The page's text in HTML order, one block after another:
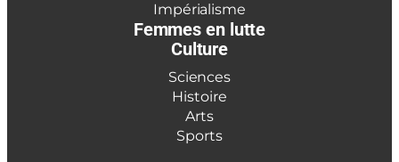
Impérialisme
Femmes en lutte
Culture
Sciences
Histoire
Arts
Sports